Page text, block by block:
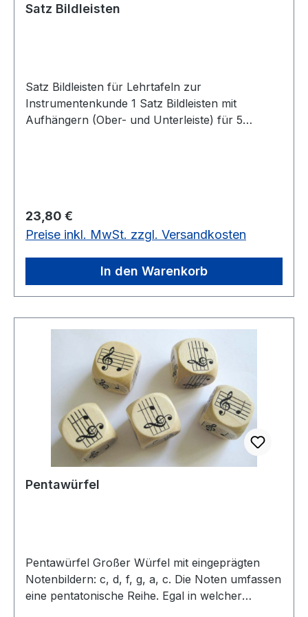
Satz Bildleisten
Satz Bildleisten für Lehrtafeln zur
Instrumentenkunde 1 Satz Bildleisten mit
Aufhängern (Ober- und Unterleiste) für 5
Regulärer Preis:
23,80 €
Preise inkl. MwSt. zzgl. Versandkosten
In den Warenkorb
Pentawürfel
Pentawürfel Großer Würfel mit eingeprägten
Notenbildern: c, d, f, g, a, c. Die Noten umfassen
eine pentatonische Reihe. Egal in welcher